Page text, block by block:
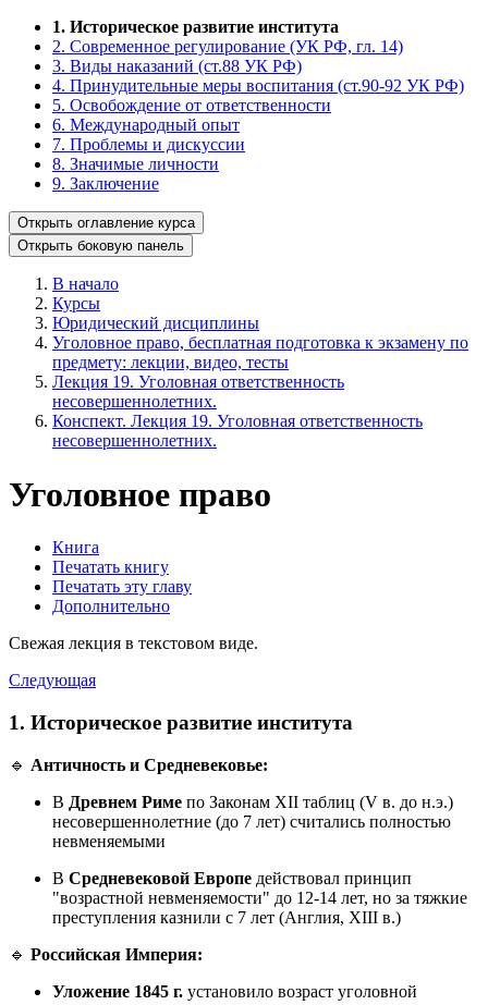
1. Историческое развитие института
2. Современное регулирование (УК РФ, гл. 14)
3. Виды наказаний (ст.88 УК РФ)
4. Принудительные меры воспитания (ст.90-92 УК РФ)
5. Освобождение от ответственности
6. Международный опыт
7. Проблемы и дискуссии
8. Значимые личности
9. Заключение
Открыть оглавление курса
Открыть боковую панель
В начало
Курсы
Юридический дисциплины
Уголовное право, бесплатная подготовка к экзамену по
предмету: лекции, видео, тесты
Лекция 19. Уголовная ответственность
несовершеннолетних.
Конспект. Лекция 19. Уголовная ответственность
несовершеннолетних.
Уголовное право
Книга
Печатать книгу
Печатать эту главу
Дополнительно
Свежая лекция в текстовом виде.
Следующая
1. Историческое развитие института
🔹 Античность и Средневековье:
В Древнем Риме по Законам XII таблиц (V в. до н.э.)
несовершеннолетние (до 7 лет) считались полностью
невменяемыми
В Средневековой Европе действовал принцип
"возрастной невменяемости" до 12-14 лет, но за тяжкие
преступления казнили с 7 лет (Англия, XIII в.)
🔹 Российская Империя:
Уложение 1845 г. установило возраст уголовной